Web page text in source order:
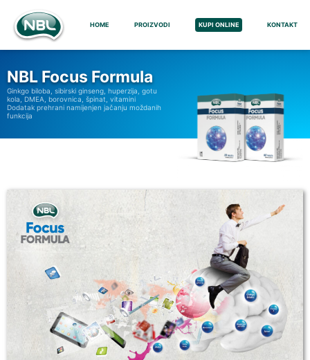
HOME PROIZVODI KUPI ONLINE KONTAKT
NBL Focus Formula
Ginkgo biloba, sibirski ginseng, huperzija, gotu
kola, DMEA, borovnica, špinat, vitamini
Dodatak prehrani namijenjen jačanju moždanih
funkcija